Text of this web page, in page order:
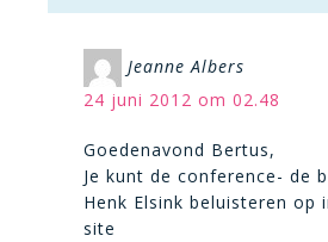
Jeanne Albers
24 juni 2012 om 02.48
Goedenavond Bertus,
Je kunt de conference- de
Henk Elsink beluisteren op
site